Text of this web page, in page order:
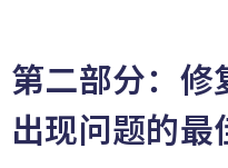
第二部分：修
出现问题的最